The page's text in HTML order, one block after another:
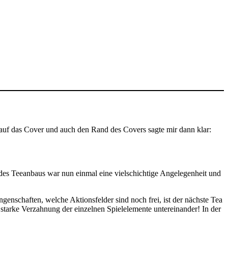
das Cover und auch den Rand des Covers sagte mir dann klar:
Teeanbaus war nun einmal eine vielschichtige Angelegenheit und
welche Aktionsfelder sind noch frei, ist der nächste Tea
Verzahnung der einzelnen Spielelemente untereinander! In der